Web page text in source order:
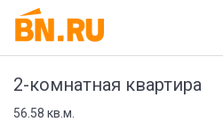
2-комнатная квартира
56.58 кв.м.